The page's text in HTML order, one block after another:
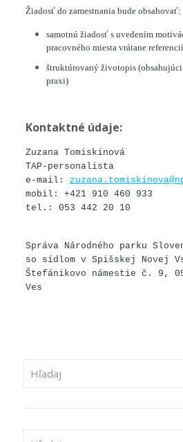
Žiadosť do zamestnania bude obsahovať:
samotnú žiadosť s uvedením
pracovného miesta vrátane
štruktúrovaný životopis
praxi)
Kontaktné údaje:
Zuzana Tomiskinová
TAP-personalista
e-mail:
mobil: +421 910 460 933
tel.: 053 442 20 10
Správa Národného parku
so sídlom v Spišskej Novej
Štefánikovo námestie č. 9,
Ves